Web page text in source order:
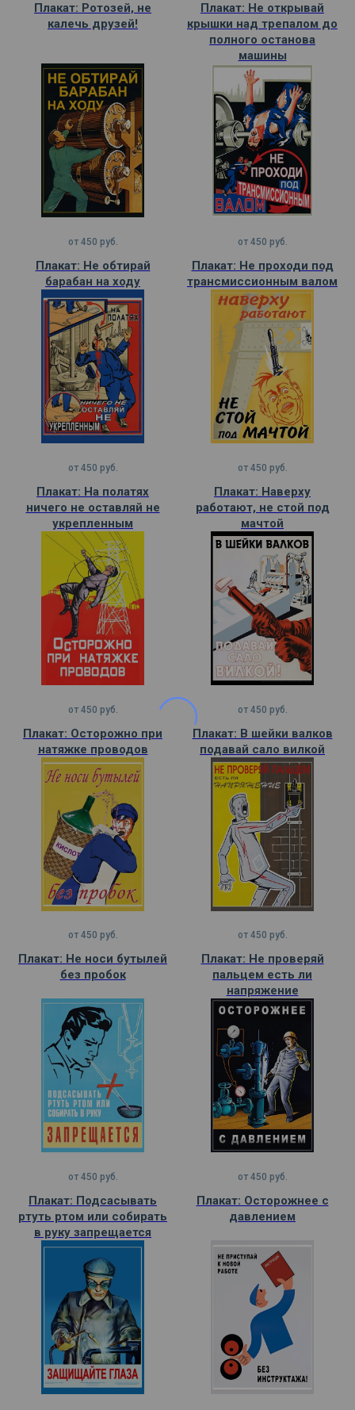
Плакат: Ротозей, не
калечь друзей!
Плакат: Не открывай
крышки над трепалом до
полного останова
машины
от 450 руб.
Плакат: Не обтирай
барабан на ходу
от 450 руб.
Плакат: Не проходи под
трансмиссионным валом
от 450 руб.
Плакат: На полатях
ничего не оставляй не
укрепленным
от 450 руб.
Плакат: Наверху
работают, не стой под
мачтой
от 450 руб.
Плакат: Осторожно при
натяжке проводов
от 450 руб.
Плакат: В шейки валков
подавай сало вилкой
от 450 руб.
Плакат: Не носи бутылей
без пробок
от 450 руб.
Плакат: Не проверяй
пальцем есть ли
напряжение
от 450 руб.
Плакат: Подсасывать
ртуть ртом или собирать
в руку запрещается
от 450 руб.
Плакат: Осторожнее с
давлением